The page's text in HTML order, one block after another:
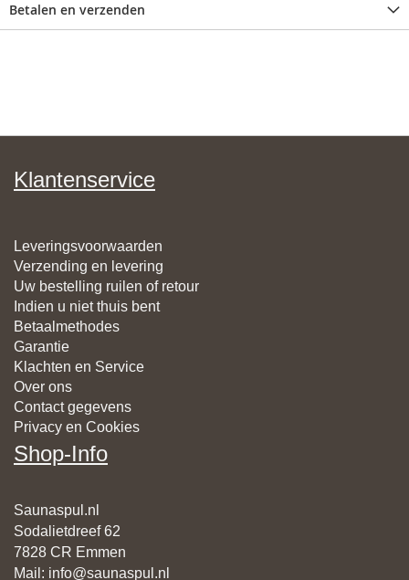
Betalen en verzenden
Klantenservice
Leveringsvoorwaarden
Verzending en levering
Uw bestelling ruilen of retour
Indien u niet thuis bent
Betaalmethodes
Garantie
Klachten en Service
Over ons
Contact gegevens
Privacy en Cookies
Shop-Info
Saunaspul.nl
Sodalietdreef 62
7828 CR Emmen
Mail : info@saunaspul.nl